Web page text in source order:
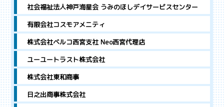
社会福祉法人神戸海星会 うみのほしデイサービスセンター
有限会社コスモアメニティ
株式会社ベルコ西宮支社 Neo西宮代理店
ユーユートラスト株式会社
株式会社東和商事
日之出商事株式会社